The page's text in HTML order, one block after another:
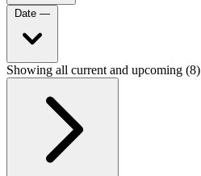
Date —
Showing all current and upcoming (8)